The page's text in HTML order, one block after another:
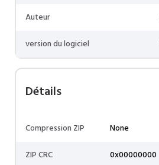
Auteur
version du logiciel
Détails
Compression ZIP
None
ZIP CRC
0x00000000